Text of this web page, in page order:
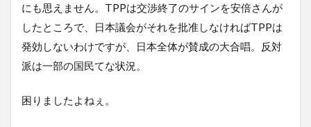
にも思えません。TPPは交渉終了のサインを安倍さんが
したところで、日本議会がそれを批准しなければTPPは
発効しないわけですが、日本全体が賛成の大合唱。反対
派は一部の国民てな状況。
困りましたよねぇ。